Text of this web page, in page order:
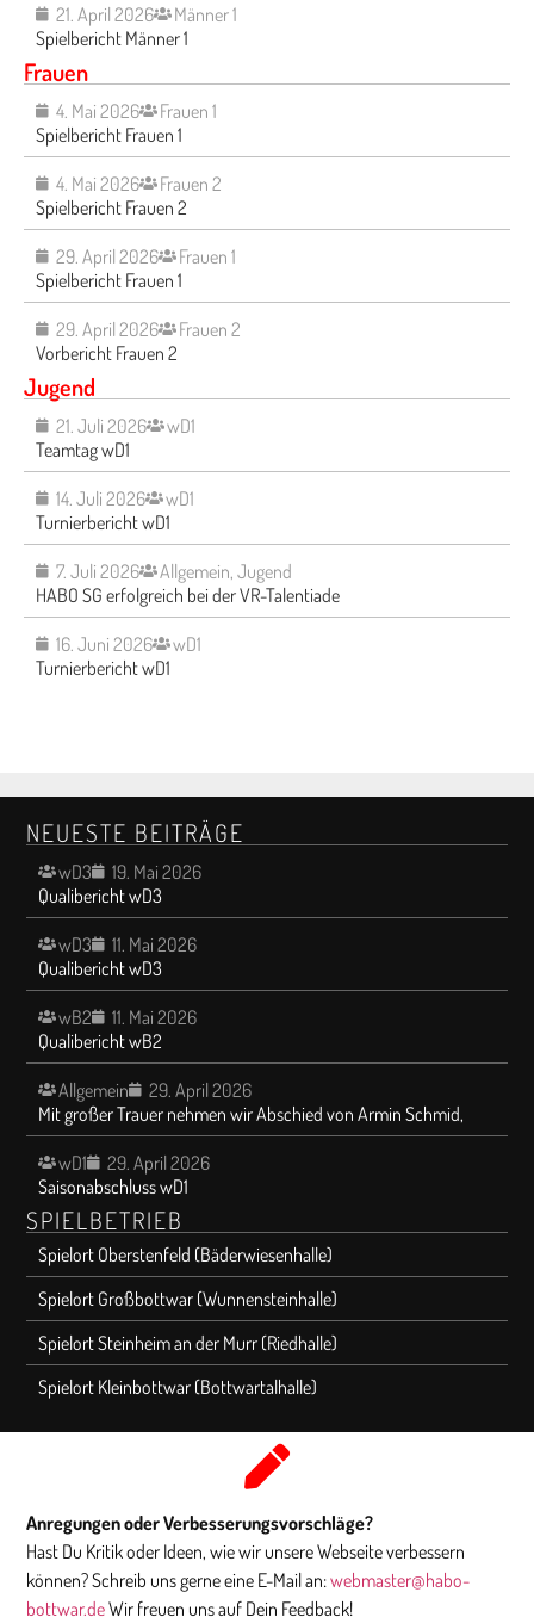
21. April 2026
Männer 1
Spielbericht Männer 1
Frauen
4. Mai 2026
Frauen 1
Spielbericht Frauen 1
4. Mai 2026
Frauen 2
Spielbericht Frauen 2
29. April 2026
Frauen 1
Spielbericht Frauen 1
29. April 2026
Frauen 2
Vorbericht Frauen 2
Jugend
21. Juli 2026
wD1
Teamtag wD1
14. Juli 2026
wD1
Turnierbericht wD1
7. Juli 2026 Allgemein, Jugend
HABO SG erfolgreich bei der VR-Talentiade
16. Juni 2026
wD1
Turnierbericht wD1
NEUESTE BEITRÄGE
wD3
19. Mai 2026
Qualibericht wD3
wD3
11. Mai 2026
Qualibericht wD3
wB2
11. Mai 2026
Qualibericht wB2
Allgemein
29. April 2026
Mit großer Trauer nehmen wir Abschied von Armin Schmid,
wD1
29. April 2026
Saisonabschluss wD1
SPIELBETRIEB
Spielort Oberstenfeld (Bäderwiesenhalle)
Spielort Großbottwar (Wunnensteinhalle)
Spielort Steinheim an der Murr (Riedhalle)
Spielort Kleinbottwar (Bottwartalhalle)
Anregungen oder Verbesserungsvorschläge?
Hast Du Kritik oder Ideen, wie wir unsere Webseite verbessern
können? Schreib uns gerne eine E-Mail an:webmaster@habo-
bottwar.deWir freuen uns auf Dein Feedback!